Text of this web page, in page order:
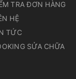
TRA ĐƠN HÀNG
HỆ
TỨC
SỬA CHỮA